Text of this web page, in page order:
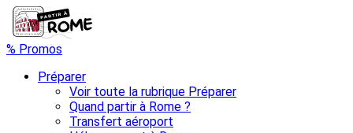
% Promos
Préparer
Voir toute la rubrique Préparer
Quand partir à Rome ?
Transfert aéroport